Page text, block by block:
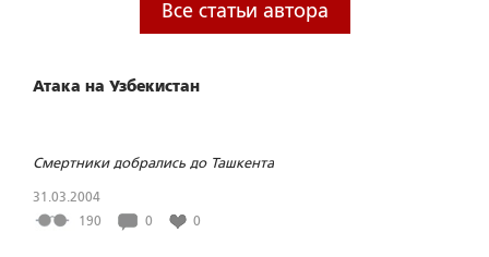
Все статьи автора
Атака на Узбекистан
Смертники добрались до Ташкента
31.03.2004
190
0 0